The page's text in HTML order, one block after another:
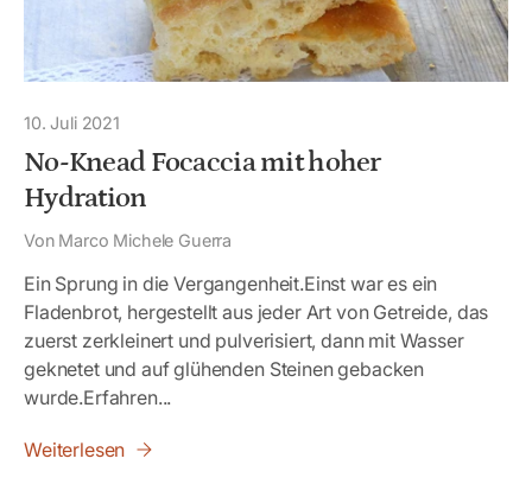
10. Juli 2021
No-Knead Focaccia mit hoher
Hydration
Von Marco Michele Guerra
Ein Sprung in die Vergangenheit.Einst war es ein
Fladenbrot, hergestellt aus jeder Art von Getreide, das
zuerst zerkleinert und pulverisiert, dann mit Wasser
geknetet und auf glühenden Steinen gebacken
wurde.Erfahren...
Weiterlesen